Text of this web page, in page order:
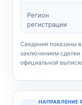
Регион
регистрации
Сведения показаны
заключением сделки
официальной
НАПРАВЛЕНИЕ